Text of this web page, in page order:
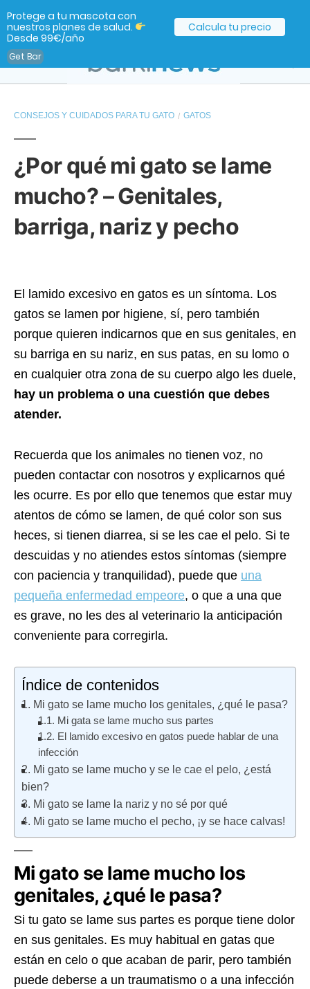
CONSEJOS Y CUIDADOS PARA TU GATO GATOS
¿Por qué mi gato se lame
mucho? – Genitales,
barriga, nariz y pecho
El lamido excesivo en gatos es un síntoma. Los
gatos se lamen por higiene, sí, pero también
porque quieren indicarnos que en sus genitales, en
su barriga en su nariz, en sus patas, en su lomo o
en cualquier otra zona de su cuerpo algo les duele,
hay un problema o una cuestión que debes
atender.
Recuerda que los animales no tienen voz, no
pueden contactar con nosotros y explicarnos qué
les ocurre. Es por ello que tenemos que estar muy
atentos de cómo se lamen, de qué color son sus
heces, si tienen diarrea, si se les cae el pelo. Si te
descuidas y no atiendes estos síntomas (siempre
con paciencia y tranquilidad), puede que una
pequeña enfermedad empeore, o que a una que
es grave, no les des al veterinario la anticipación
conveniente para corregirla.
Índice de contenidos
Mi gato se lame mucho los genitales, ¿qué le pasa?
Mi gata se lame mucho sus partes
El lamido excesivo en gatos puede hablar de una
infección
Mi gato se lame mucho y se le cae el pelo, ¿está
bien?
Mi gato se lame la nariz y no sé por qué
Mi gato se lame mucho el pecho, ¡y se hace calvas!
Mi gato se lame mucho los
genitales, ¿qué le pasa?
Si tu gato se lame sus partes es porque tiene dolor
en sus genitales. Es muy habitual en gatas que
están en celo o que acaban de parir, pero también
puede deberse a un traumatismo o a una infección
Protege a tu mascota con
nuestros planes de salud.
Desde 99€/año
Calcula tu precio
Get Bar